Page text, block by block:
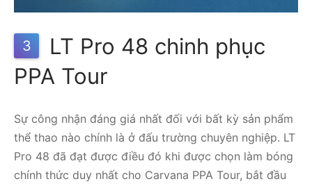
3
LT Pro 48 chinh phục
PPA Tour
Sự công nhận đáng giá nhất đối với bất kỳ sản phẩm
thể thao nào chính là ở đấu trường chuyên nghiệp. LT
Pro 48 đã đạt được điều đó khi được chọn làm bóng
chính thức duy nhất cho Carvana PPA Tour, bắt đầu